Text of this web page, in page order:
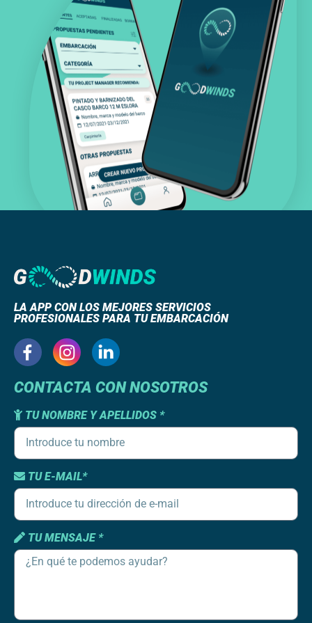
LA APP CON LOS MEJORES SERVICIOS
PROFESIONALES PARA TU EMBARCACIÓN
CONTACTA CON NOSOTROS
TU NOMBRE Y APELLIDOS *
TU E-MAIL*
TU MENSAJE *